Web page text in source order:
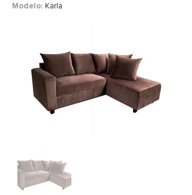
Modelo: Karla